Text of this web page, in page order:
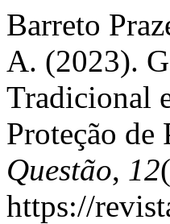
Barreto
A. (2023).
Tradicional
Proteção
Questão, 12
https://